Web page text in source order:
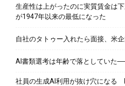
生産性は上がったのに実質賃金は
が1947年以来の最低になった
自社のタトゥー入れたら面接、米
AI書類選考は年齢で落としていた
社員の生成AI利用が抜け穴になる